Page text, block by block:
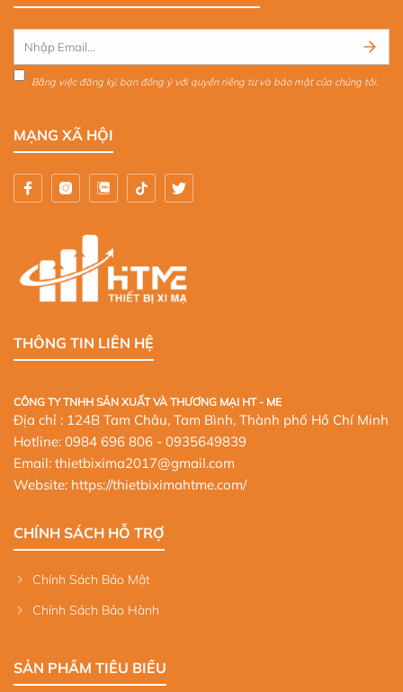
Bằng việc đăng ký, bạn đồng ý với quyền riêng tư và bảo mật của chúng tôi.
MẠNG XÃ HỘI
THÔNG TIN LIÊN HỆ
CÔNG TY TNHH SẢN XUẤT VÀ THƯƠNG MẠI HT - ME
Địa chỉ : 124B Tam Châu, Tam Bình, Thành phố Hồ Chí Minh
Hotline: 0984 696 806 - 0935649839
Email: thietbixima2017@gmail.com
Website: https://thietbiximahtme.com/
CHÍNH SÁCH HỖ TRỢ
Chính Sách Bảo Mật
Chính Sách Bảo Hành
SẢN PHẨM TIÊU BIỂU